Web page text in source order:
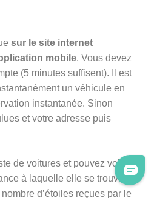
sur le site internet
mobile. Vous devez
(5 minutes suffisent). Il est
un véhicule en
instantanée. Sinon
et votre adresse puis
de voitures et pouvez voir la
à laquelle elle se trouve
d’étoiles reçues par le